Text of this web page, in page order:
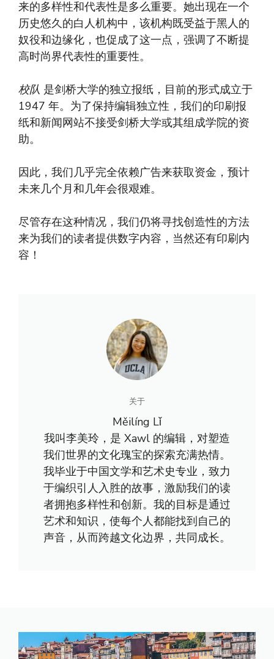
来的多样性和代表性是多么重要。她出现在一个
历史悠久的白人机构中，该机构既受益于黑人的
奴役和边缘化，也促成了这一点，强调了不断提
高时尚界代表性的重要性。
校队 是剑桥大学的独立报纸，目前的形式成立于
1947 年。为了保持编辑独立性，我们的印刷报
纸和新闻网站不接受剑桥大学或其组成学院的资
助。
因此，我们几乎完全依赖广告来获取资金，预计
未来几个月和几年会很艰难。
尽管存在这种情况，我们仍将寻找创造性的方法
来为我们的读者提供数字内容，当然还有印刷内
容！
关于
Měilíng Lǐ
我叫李美玲，是 Xawl 的编辑，对塑造
我们世界的文化瑰宝的探索充满热情。
我毕业于中国文学和艺术史专业，致力
于编织引人入胜的故事，激励我们的读
者拥抱多样性和创新。我的目标是通过
艺术和知识，使每个人都能找到自己的
声音，从而跨越文化边界，共同成长。